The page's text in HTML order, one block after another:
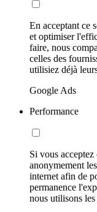
En acceptant ce
et optimiser
faire, nous
celles des
utilisiez déjà
Google Ads
Performance
Si vous
anonymement
internet afin de
permanence
nous utilisons